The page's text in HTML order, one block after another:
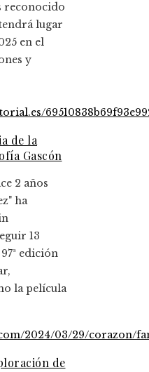
reconocido
lugar
en el
y
de la
Gascón
2 años
ha
13
edición
la película
de